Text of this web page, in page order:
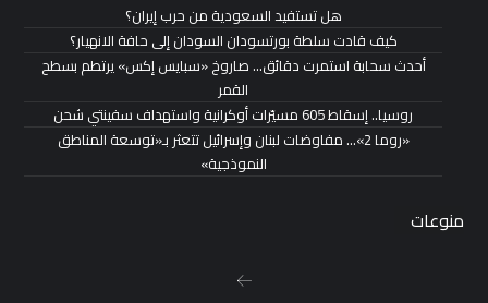
هل تستفيد السعودية من حرب إيران؟
كيف قادت سلطة بورتسودان السودان إلى حافة الانهيار؟
أحدث سحابة استمرت دقائق… صاروخ «سبايس إكس» يرتطم بسطح
القمر
روسيا.. إسقاط 605 مسيّرات أوكرانية واستهداف سفينتي شحن
«روما 2»… مفاوضات لبنان وإسرائيل تتعثر بـ«توسعة المناطق
النموذجية»
منوعات